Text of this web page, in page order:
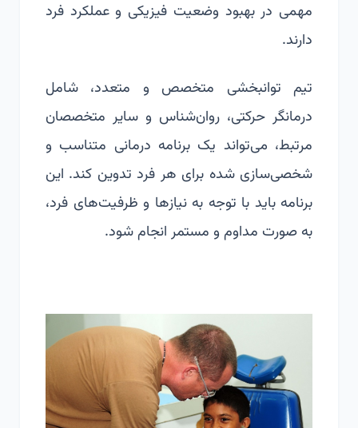
مهمی در بهبود وضعیت فیزیکی و عملکرد فرد
دارند.
تیم توانبخشی متخصص و متعدد، شامل
درمانگر حرکتی، روان‌شناس و سایر متخصصان
مرتبط، می‌تواند یک برنامه درمانی متناسب و
شخصی‌سازی شده برای هر فرد تدوین کند. این
برنامه‌ باید با توجه به نیازها و ظرفیت‌های فرد،
به صورت مداوم و مستمر انجام شود.